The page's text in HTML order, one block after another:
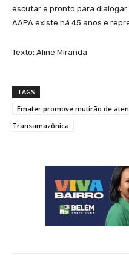
escutar e pronto para dialogar.
AAPA existe há 45 anos e
Texto: Aline Miranda
TAGS
Emater promove mutirão de
Transamazônica